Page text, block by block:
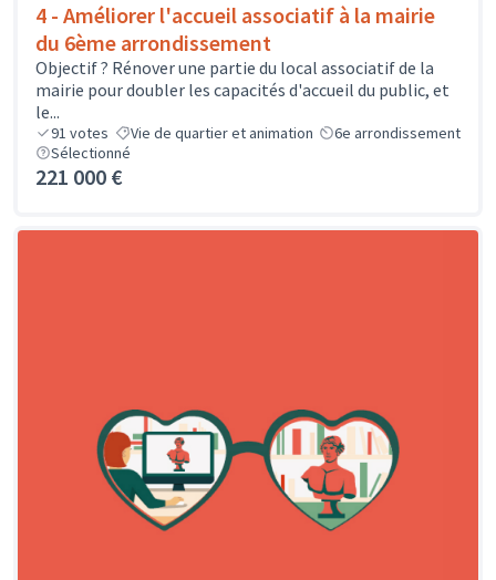
4 - Améliorer l'accueil associatif à la mairie
du 6ème arrondissement
Objectif ? Rénover une partie du local associatif de la
mairie pour doubler les capacités d'accueil du public, et
le...
91 votes Vie de quartier et animation
6e arrondissement
Sélectionné
221 000 €